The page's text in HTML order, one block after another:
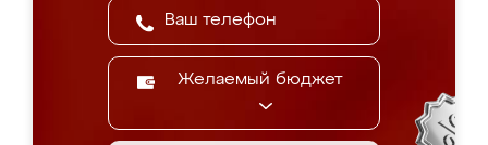
Желаемый бюджет